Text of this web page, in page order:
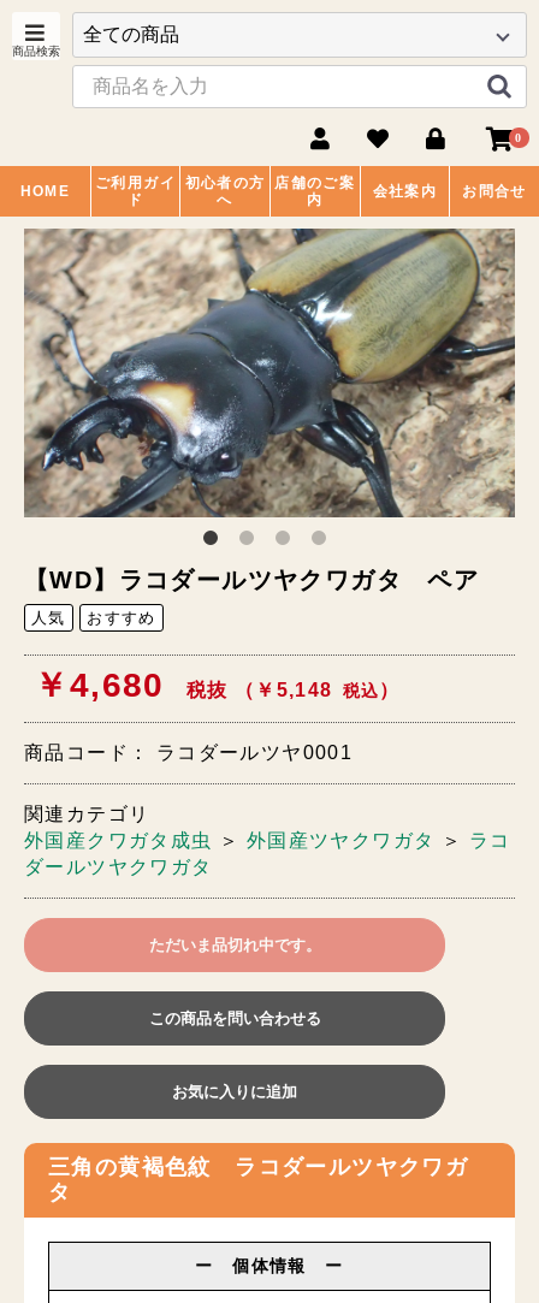
0
HOME
ご利用ガイ
ド
初心者の方
へ
店舗のご案
内
会社案内 お問合せ
【WD】ラコダールツヤクワガタ ペア
人気 おすすめ
￥4,680 税抜 （￥5,148 税込）
商品コード： ラコダールツヤ0001
関連カテゴリ
外国産クワガタ成虫
＞ 外国産ツヤクワガタ ＞
ラコ
ダールツヤクワガタ
ただいま品切れ中です。
この商品を問い合わせる
お気に入りに追加
三角の黄褐色紋 ラコダールツヤクワガ
タ
ー 個体情報 ー